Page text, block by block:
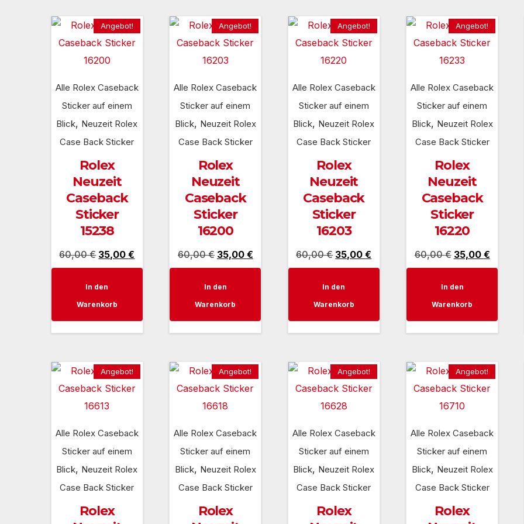
Angebot!
Alle Rolex Caseback
Sticker auf einem
Blick, Neuzeit Rolex
Case Back Sticker
Rolex
Neuzeit
Caseback
Sticker
15238
60,00€ Ursprünglicher
Preis
war:
60,00 €
35,00€
Preis
In den
Warenkorb
Angebot!
Alle Rolex Caseback
Sticker auf einem
Blick, Neuzeit Rolex
Case Back Sticker
Rolex
Neuzeit
Caseback
Sticker
16200
60,00€ Ursprünglicher
Preis
war:
60,00 €
35,00 €Aktueller
Preis
In den
Warenkorb
Angebot!
Alle Rolex Caseback
Sticker auf einem
Blick, Neuzeit Rolex
Case Back Sticker
Rolex
Neuzeit
Caseback
Sticker
16203
60,00€ Ursprünglicher
Preis
war:
60,00 €
35,00€
Preis
In den
Warenkorb
Angebot!
Alle Rolex Caseback
Sticker auf einem
Blick, Neuzeit Rolex
Case Back Sticker
Rolex
Neuzeit
Caseback
Sticker
16220
60,00€ Ursprünglicher
Preis
war:
60,00 €
35,00 €
Preis
In den
Warenkorb
Angebot!
Alle Rolex Caseback
Sticker auf einem
Blick, Neuzeit Rolex
Case Back Sticker
Rolex
Angebot!
Alle Rolex Caseback
Sticker auf einem
Blick, Neuzeit Rolex
Case Back Sticker
Rolex
Angebot!
Alle Rolex Caseback
Sticker auf einem
Blick, Neuzeit Rolex
Case Back Sticker
Rolex
Angebot!
Alle Rolex Caseback
Sticker auf einem
Blick, Neuzeit Rolex
Case Back Sticker
Rolex